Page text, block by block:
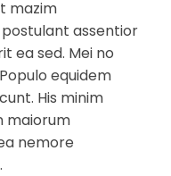
mazim
assentior
ea sed. Mei no
equidem
His minim
maiorum
nemore